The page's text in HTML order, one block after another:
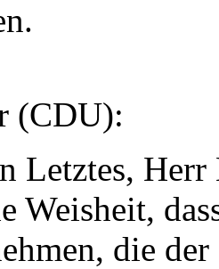
(CDU):
Letztes,
Weisheit,
die